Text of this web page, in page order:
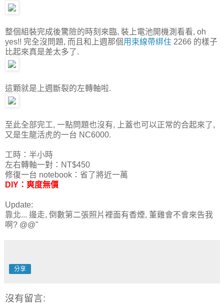
整個組裝完成後驚險的時刻來臨, 裝上電池開機測看看, oh
yes!! 完全沒問題, 而且和上週那個 用束線帶綁住 2266 的樣子
比起來真是差太多了.
這顆就是上週斷裂的左轉軸啦.
至此全部完工, 一點問題也沒有, 上蓋也可以正常的合起來了,
又是生龍活虎的一台 NC6000.
工時：半小時
左右轉軸一對：NT$450
修復一台 notebook：省了將近一萬
DIY：爽度無價
Update:
靠北... 邊走, 倒數第二張照片裡面有香煙, 董雞會不會來告我
啊? @@"
分享
沒有留言: